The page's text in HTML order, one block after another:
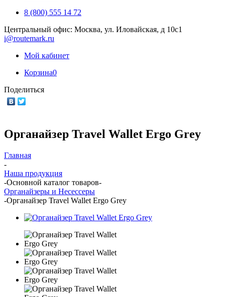
8 (800) 555 14 72
Центральный офис: Москва, ул. Иловайская, д 10с1
i@routemark.ru
Мой кабинет
Корзина0
Поделиться
Органайзер Travel Wallet Ergo Grey
Главная
-
Наша продукция
-Основной каталог товаров-
Органайзеры и Несессеры
-Органайзер Travel Wallet Ergo Grey